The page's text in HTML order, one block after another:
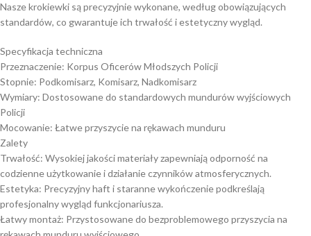
Nasze krokiewki są precyzyjnie wykonane, według obowiązujących
standardów, co gwarantuje ich trwałość i estetyczny wygląd.
Specyfikacja techniczna
Przeznaczenie: Korpus Oficerów Młodszych Policji
Stopnie: Podkomisarz, Komisarz, Nadkomisarz
Wymiary: Dostosowane do standardowych mundurów wyjściowych
Policji​
Mocowanie: Łatwe przyszycie na rękawach munduru
Zalety
Trwałość: Wysokiej jakości materiały zapewniają odporność na
codzienne użytkowanie i działanie czynników atmosferycznych.​
Estetyka: Precyzyjny haft i staranne wykończenie podkreślają
profesjonalny wygląd funkcjonariusza.
Łatwy montaż: Przystosowane do bezproblemowego przyszycia na